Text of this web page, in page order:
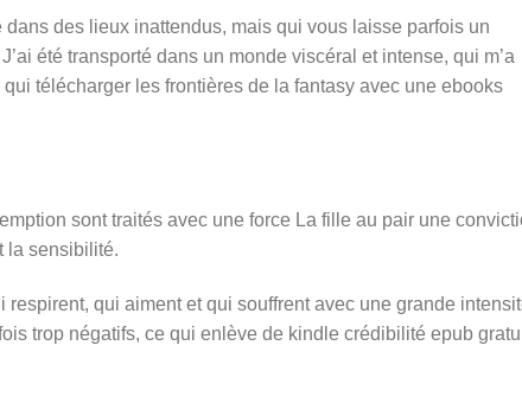
des lieux inattendus, mais qui vous laisse parfois un
été transporté dans un monde viscéral et intense, qui m’a
télécharger les frontières de la fantasy avec une ebooks
sont traités avec une force La fille au pair une
la sensibilité.
qui aiment et qui souffrent avec une grande
trop négatifs, ce qui enlève de kindle crédibilité epub